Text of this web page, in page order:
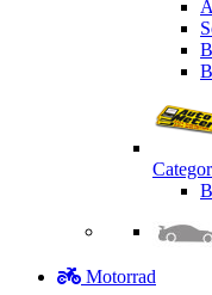
Motorrad